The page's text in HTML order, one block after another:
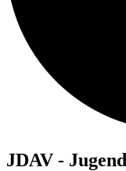
JDAV -